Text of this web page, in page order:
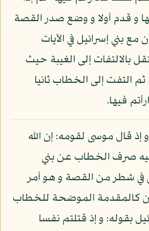
و قدم أولا و وضع صدر القصة
مع بني إسرائيل في الآيات
بالالتفات إلى الغيبة حيث
التفت إلى الخطاب ثانيا
فيها.
و إذ قال موسى لقومه: إن الله
صرف الخطاب عن بني
في شطر من القصة و هو أمر
كالمقدمة الموضحة للخطاب
بقوله: و إذ قتلتم نفسا